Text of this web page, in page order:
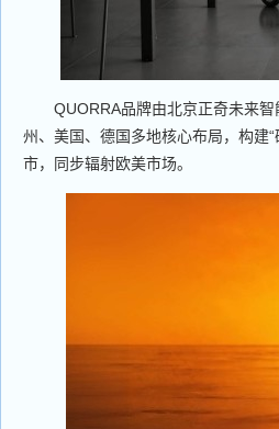
QUORRA品牌由北京正奇未来
州、美国、德国多地核心布局，构建
市，同步辐射欧美市场。